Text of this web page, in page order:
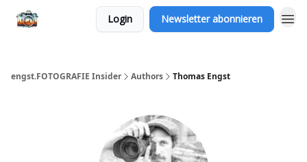
Login Newsletter abonnieren
engst.FOTOGRAFIE Insider Authors Thomas Engst